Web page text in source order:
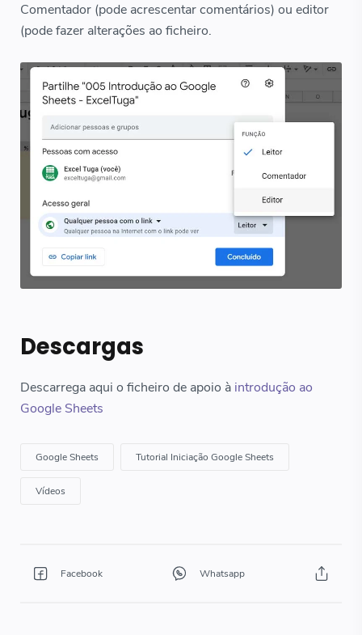
Comentador (pode acrescentar comentários) ou editor
(pode fazer alterações ao ficheiro.
Descargas
Descarrega aqui o ficheiro de apoio à introdução ao
Google Sheets